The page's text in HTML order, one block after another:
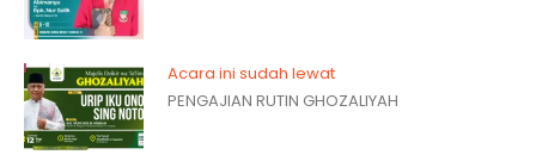
Acara ini sudah lewat
PENGAJIAN RUTIN GHOZALIYAH